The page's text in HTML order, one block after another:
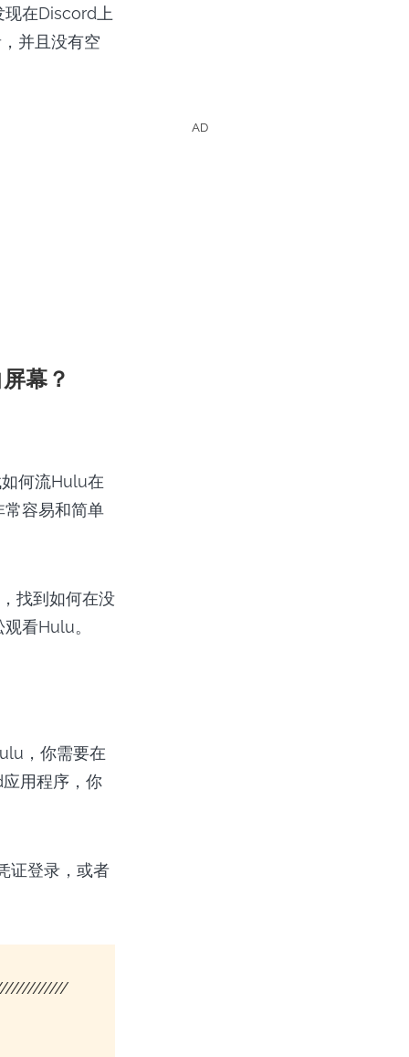
现在Discord上
并且没有空
AD
幕？
何流Hulu在
容易和简单
找到如何在没
看Hulu。
，你需要在
用程序，你
证登录，或者